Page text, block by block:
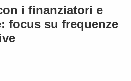
i finanziatori e
focus su frequenze